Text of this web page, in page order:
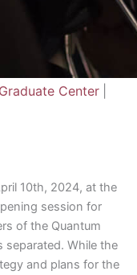
Center
10th, 2024, at the
session for
of the Quantum
separated. While the
and plans for the